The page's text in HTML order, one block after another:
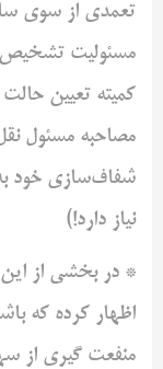
تعمدی از سوی
کمیته تعیین
مصاحبه مسئول
شفاف‌سازی خود
نیاز دارد!)
* در بخشی از این
اظهار کرده که